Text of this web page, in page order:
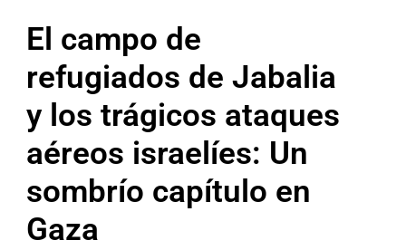
El campo de
refugiados de Jabalia
y los trágicos ataques
aéreos israelíes: Un
sombrío capítulo en
Gaza